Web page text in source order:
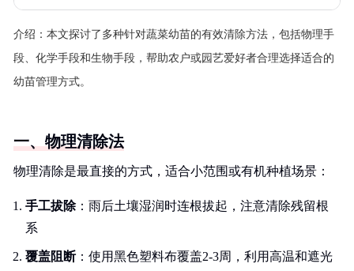
介绍： 本文探讨了多种针对蔬菜幼苗的有效清除方法，包括物理手
段、化学手段和生物手段，帮助农户或园艺爱好者合理选择适合的
幼苗管理方式。
一、物理清除法
物理清除是最直接的方式，适合小范围或有机种植场景：
手工拔除：雨后土壤湿润时连根拔起，注意清除残留根
系
覆盖阻断：使用黑色塑料布覆盖2-3周，利用高温和遮光